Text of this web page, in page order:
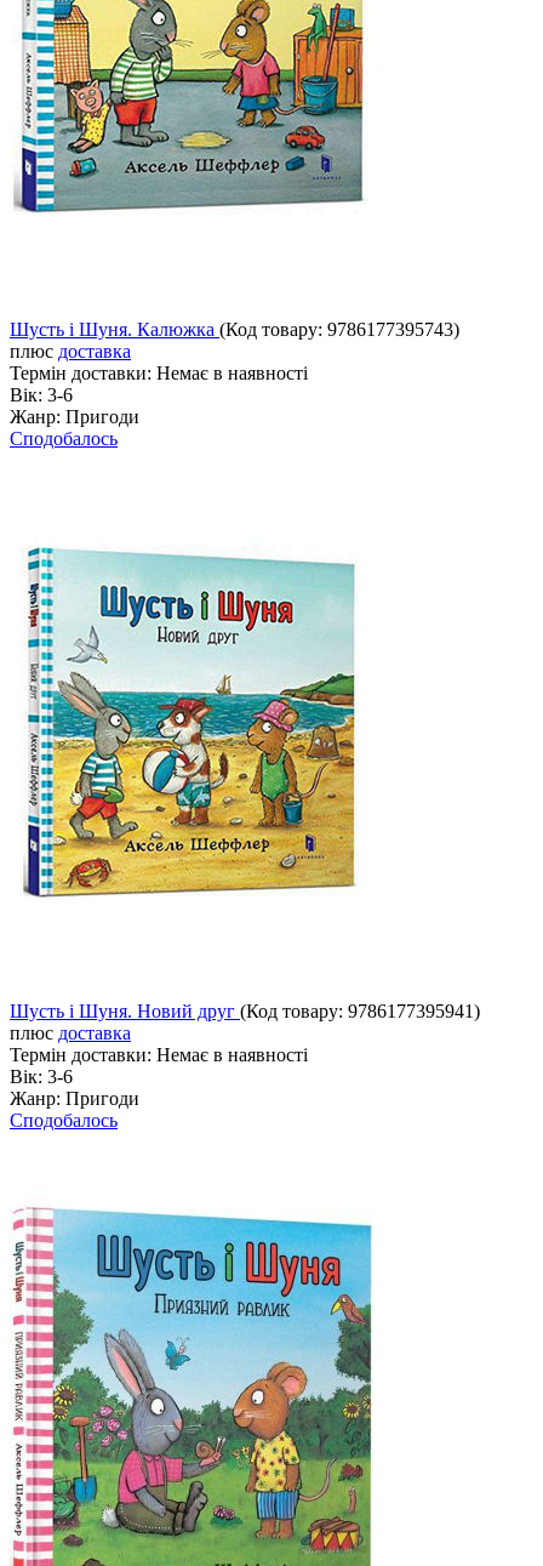
Шусть і Шуня. Калюжка (Код товару: 9786177395743)
плюс доставка
Термін доставки: Немає в наявності
Вік: 3-6
Жанр: Пригоди
Сподобалось
Шусть і Шуня. Новий друг (Код товару: 9786177395941)
плюс доставка
Термін доставки: Немає в наявності
Вік: 3-6
Жанр: Пригоди
Сподобалось